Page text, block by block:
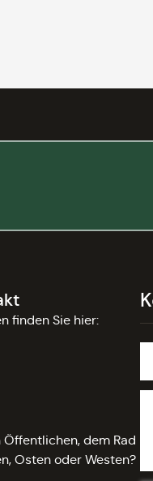
finden Sie hier:
dem Rad
Osten oder Westen?